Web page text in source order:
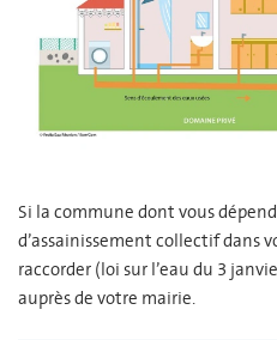
Si la commune dont vous
d’assainissement collectif dans
raccorder (loi sur l’eau du 3
auprès de votre mairie.